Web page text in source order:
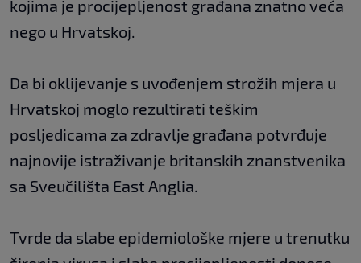
kojima je procijepljenost građana znatno veća
nego u Hrvatskoj.
Da bi oklijevanje s uvođenjem strožih mjera u
Hrvatskoj moglo rezultirati teškim
posljedicama za zdravlje građana potvrđuje
najnovije istraživanje britanskih znanstvenika
sa Sveučilišta East Anglia.
Tvrde da slabe epidemiološke mjere u trenutku